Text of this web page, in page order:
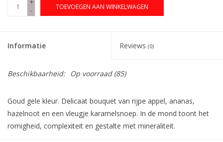
+
-
TOEVOEGEN AAN WINKELWAGEN
Informatie Reviews (0)
Beschikbaarheid: Op voorraad(85)
Goud gele kleur. Delicaat bouquet van rijpe appel, ananas,
hazelnoot en een vleugje karamelsnoep. In de mond toont het
romigheid, complexiteit en gestalte met mineraliteit.